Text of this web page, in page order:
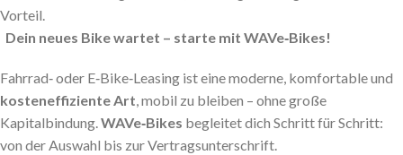
Vorteil.
Dein neues Bike wartet – starte mit WAVe‑Bikes!
Fahrrad‑ oder E‑Bike‑Leasing ist eine moderne, komfortable und
kosteneffiziente Art, mobil zu bleiben – ohne große
Kapitalbindung.WAVe‑Bikes begleitet dich Schritt für Schritt:
von der Auswahl bis zur Vertragsunterschrift.